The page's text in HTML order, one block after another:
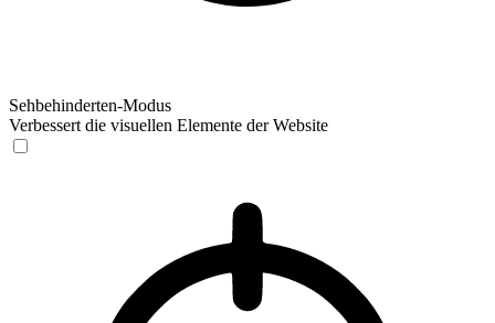
Sehbehinderten-Modus
Verbessert die visuellen Elemente der Website